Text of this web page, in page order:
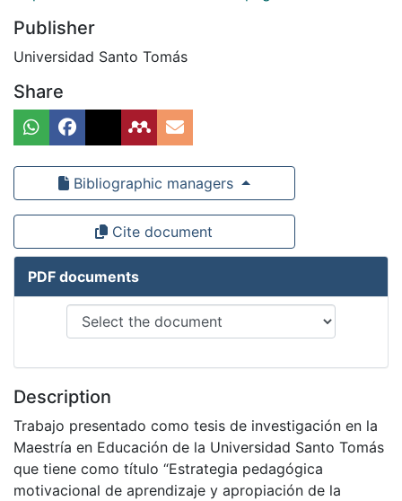
Publisher
Universidad Santo Tomás
Share
Bibliographic managers
Cite document
PDF documents
Description
Trabajo presentado como tesis de investigación en la
Maestría en Educación de la Universidad Santo Tomás
que tiene como título “Estrategia pedagógica
motivacional de aprendizaje y apropiación de la